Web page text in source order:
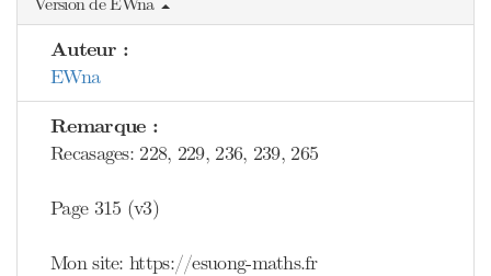
Auteur :
EWna
Remarque :
Recasages: 228, 229, 236, 239, 265
Page 315 (v3)
Mon site: https://esuong-maths.fr